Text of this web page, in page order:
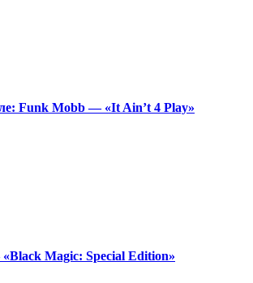
Funk Mobb — «It Ain’t 4 Play»
Magic: Special Edition»